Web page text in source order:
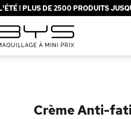
! PLUS DE 2500 PRODUITS
Crème Anti-